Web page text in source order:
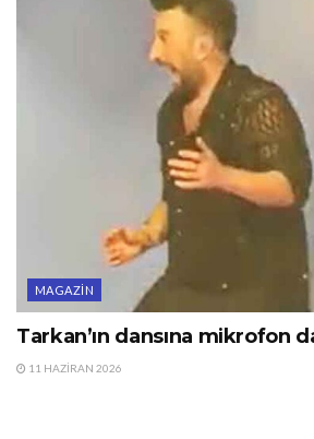
MAGAZIN
Tarkan’ın dansına mikrofon
11 HAZIRAN 2026